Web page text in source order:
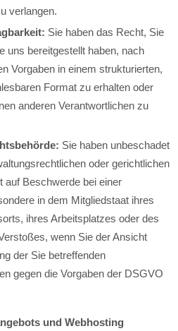
verlangen.
Sie haben das Recht, Sie
uns bereitgestellt haben, nach
Vorgaben in einem strukturierten,
Format zu erhalten oder
anderen Verantwortlichen zu
Sie haben unbeschadet
oder gerichtlichen
auf Beschwerde bei einer
in dem Mitgliedstaat ihres
ihres Arbeitsplatzes oder des
wenn Sie der Ansicht
der Sie betreffenden
gegen die Vorgaben der DSGVO
und Webhosting